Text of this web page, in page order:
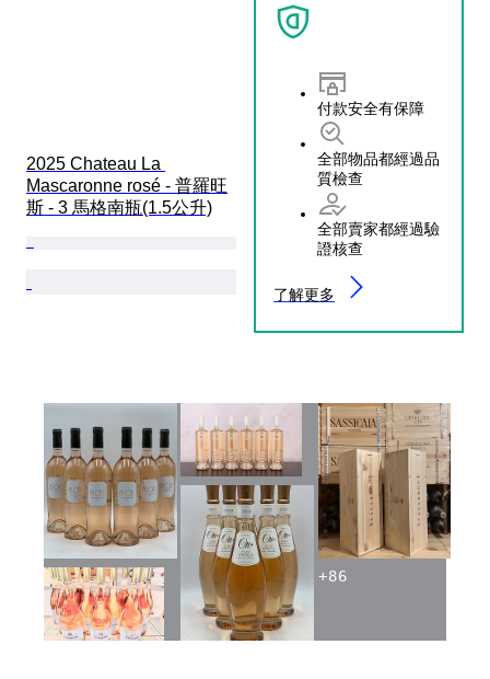
2025 Chateau La
Mascaronne rosé - 普羅旺
斯 - 3 馬格南瓶(1.5公升)
付款安全有保障
全部物品都經過品
質檢查
全部賣家都經過驗
證核查
了解更多
+86